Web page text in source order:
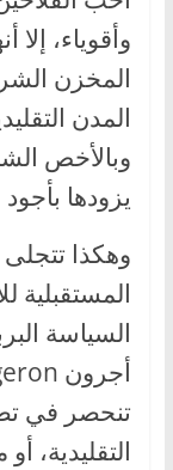
وأقوياء، إلا
المخزن
المدن
وبالأخص
يزودها بأجود
وهكذا تتجلى
المستقبلية
السياسة
تنحصر في
التقليدية،